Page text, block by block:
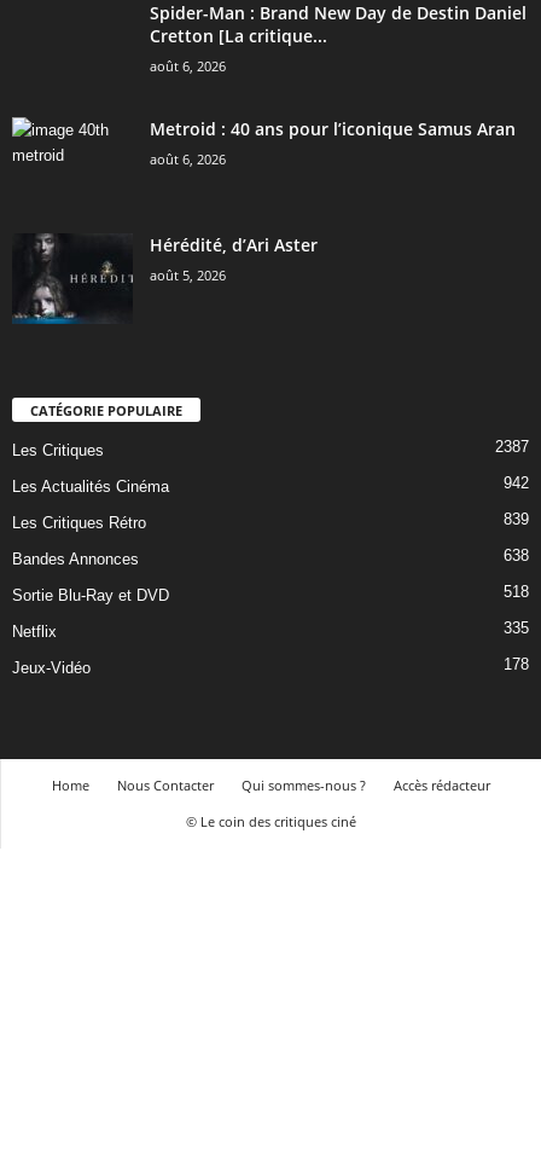
Spider-Man : Brand New Day de Destin Daniel
Cretton [La critique...
août 6, 2026
Metroid : 40 ans pour l’iconique Samus Aran
août 6, 2026
Hérédité, d’Ari Aster
août 5, 2026
CATÉGORIE POPULAIRE
Les Critiques 2387
Les Actualités Cinéma 942
Les Critiques Rétro 839
Bandes Annonces 638
Sortie Blu-Ray et DVD 518
Netflix 335
Jeux-Vidéo 178
Home Nous Contacter Qui sommes-nous ?
Accès rédacteur
© Le coin des critiques ciné